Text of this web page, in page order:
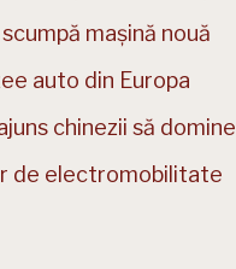
mașină nouă
auto din Europa
chinezii să domine
de electromobilitate